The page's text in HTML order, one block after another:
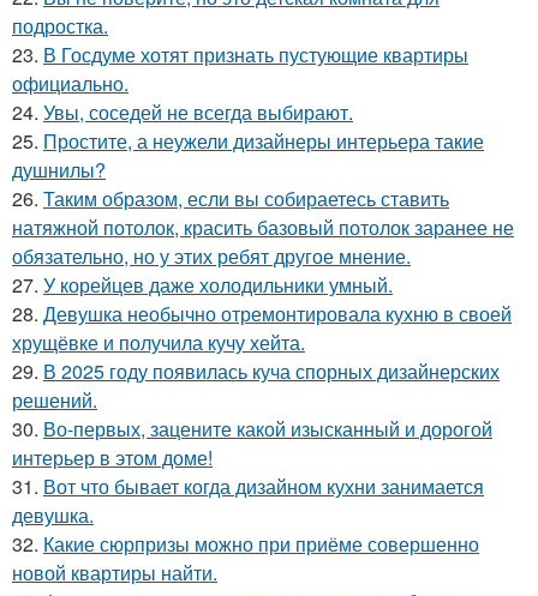
подростка.
23. В Госдуме хотят признать пустующие квартиры
официально.
24. Увы, соседей не всегда выбирают.
25. Простите, а неужели дизайнеры интерьера такие
душнилы?
26. Таким образом, если вы собираетесь ставить
натяжной потолок, красить базовый потолок заранее не
обязательно, но у этих ребят другое мнение.
27. У корейцев даже холодильники умный.
28. Девушка необычно отремонтировала кухню в своей
хрущёвке и получила кучу хейта.
29. В 2025 году появилась куча спорных дизайнерских
решений.
30. Во-первых, зацените какой изысканный и дорогой
интерьер в этом доме!
31. Вот что бывает когда дизайном кухни занимается
девушка.
32. Какие сюрпризы можно при приёме совершенно
новой квартиры найти.